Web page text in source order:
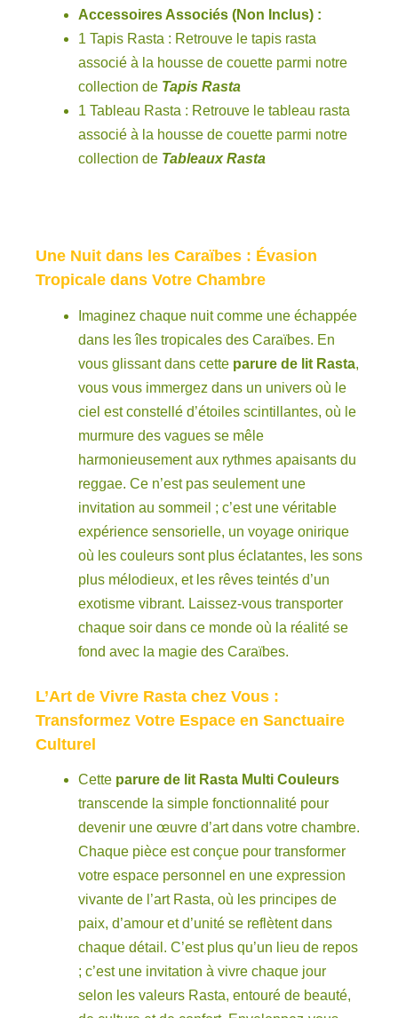
Accessoires Associés (Non Inclus) :
1 Tapis Rasta : Retrouve le tapis rasta
associé à la housse de couette parmi notre
collection de Tapis Rasta
1 Tableau Rasta : Retrouve le tableau rasta
associé à la housse de couette parmi notre
collection de Tableaux Rasta
Une Nuit dans les Caraïbes : Évasion
Tropicale dans Votre Chambre
Imaginez chaque nuit comme une échappée
dans les îles tropicales des Caraïbes. En
vous glissant dans cette parure de lit Rasta,
vous vous immergez dans un univers où le
ciel est constellé d’étoiles scintillantes, où le
murmure des vagues se mêle
harmonieusement aux rythmes apaisants du
reggae. Ce n’est pas seulement une
invitation au sommeil ; c’est une véritable
expérience sensorielle, un voyage onirique
où les couleurs sont plus éclatantes, les sons
plus mélodieux, et les rêves teintés d’un
exotisme vibrant. Laissez-vous transporter
chaque soir dans ce monde où la réalité se
fond avec la magie des Caraïbes.
L’Art de Vivre Rasta chez Vous :
Transformez Votre Espace en Sanctuaire
Culturel
Cette parure de lit Rasta Multi Couleurs
transcende la simple fonctionnalité pour
devenir une œuvre d’art dans votre chambre.
Chaque pièce est conçue pour transformer
votre espace personnel en une expression
vivante de l’art Rasta, où les principes de
paix, d’amour et d’unité se reflètent dans
chaque détail. C’est plus qu’un lieu de repos
; c’est une invitation à vivre chaque jour
selon les valeurs Rasta, entouré de beauté,